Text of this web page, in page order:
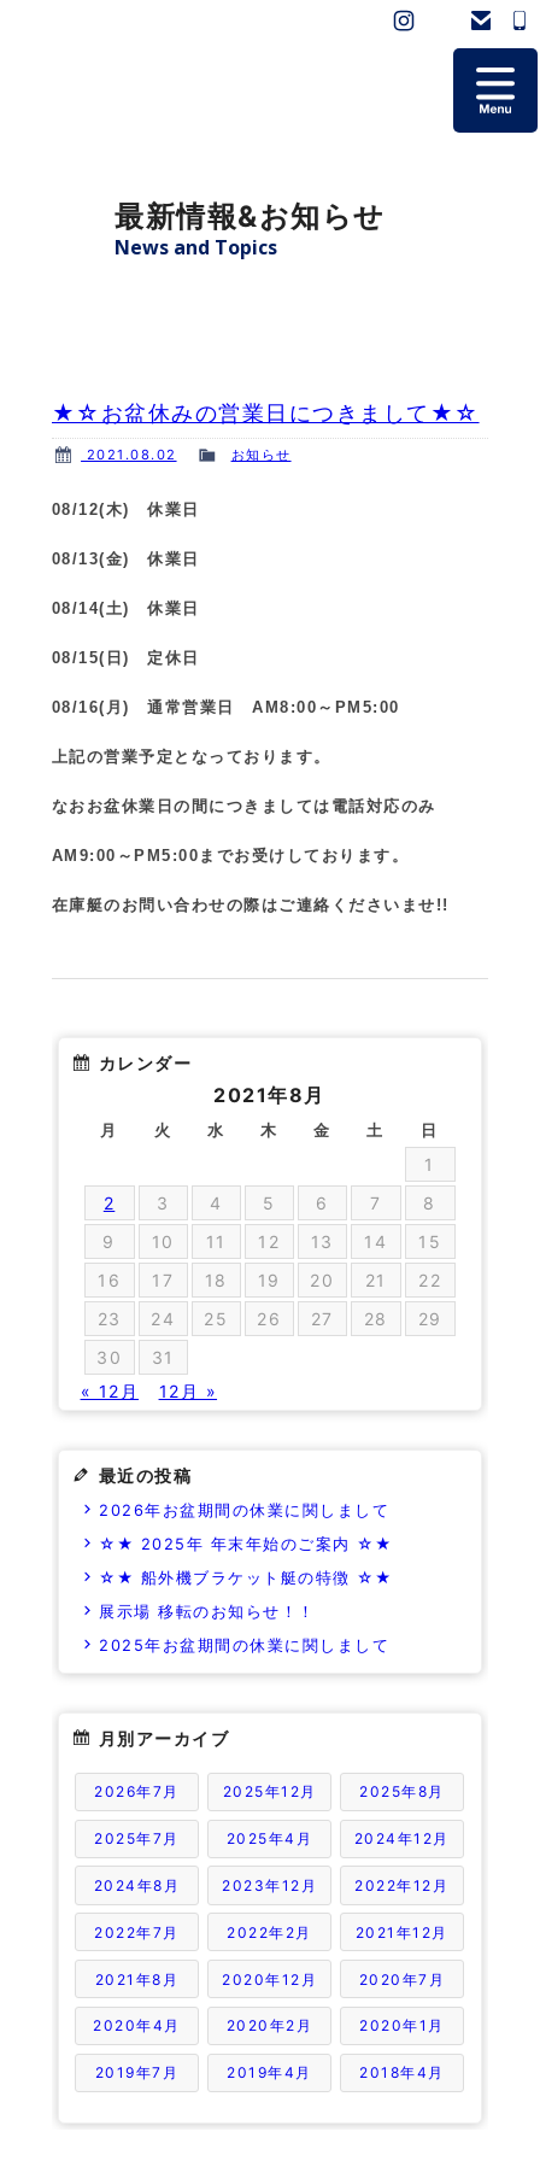
お問い合わせ
最新情報&お知らせ
News and Topics
★☆お盆休みの営業日につきまして★☆
2021.08.02 お知らせ
08/12(木) 休業日
08/13(金) 休業日
08/14(土) 休業日
08/15(日) 定休日
08/16(月) 通常営業日 AM8:00～PM5:00
上記の営業予定となっております。
なおお盆休業日の間につきましては電話対応のみ
AM9:00～PM5:00までお受けしております。
在庫艇のお問い合わせの際はご連絡くださいませ!!
カレンダー
2021年8月
月 火 水 木 金 土 日
1
2
3 4 5 6 7
8
9
10 11 12 13 14
15
16
17 18 19 20 21
22
23
24 25 26 27 28
29
30
31
« 12月
12月 »
最近の投稿
2026年お盆期間の休業に関しまして
☆★ 2025年 年末年始のご案内 ☆★
☆★ 船外機ブラケット艇の特徴 ☆★
展示場 移転のお知らせ！！
2025年お盆期間の休業に関しまして
月別アーカイブ
2026年7月 2025年12月 2025年8月
2025年7月 2025年4月 2024年12月
2024年8月 2023年12月 2022年12月
2022年7月 2022年2月 2021年12月
2021年8月 2020年12月 2020年7月
2020年4月 2020年2月 2020年1月
2019年7月 2019年4月 2018年4月